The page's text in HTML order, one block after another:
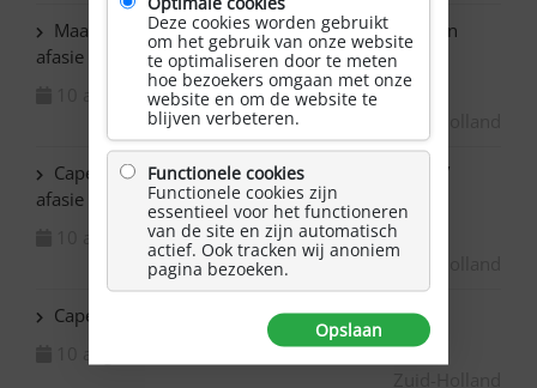
Maassluis – Schilderen voor mensen met NAH en
afasie
10 augustus 2026
Capelle ad IJssel Baronie – Schilderen met NAH /
afasie
10 augustus 2026
Zuid-Holland
Capelle ad IJssel Beemsterhoek – Klaverjassen
Deze cookies worden gebruikt
om het gebruik van onze website
te optimaliseren door te meten
hoe bezoekers omgaan met onze
website en om de website te
blijven verbeteren.
Functionele cookies
Functionele cookies zijn
essentieel voor het functioneren
van de site en zijn automatisch
actief. Ook tracken wij anoniem
pagina bezoeken.
Opslaan